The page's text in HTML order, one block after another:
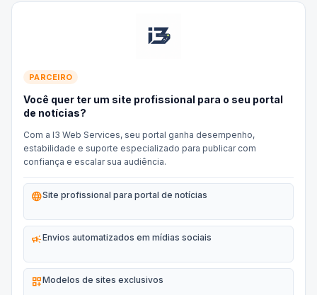
PARCEIRO
Você quer ter um site profissional para o seu portal
de notícias?
Com a I3 Web Services, seu portal ganha desempenho,
estabilidade e suporte especializado para publicar com
confiança e escalar sua audiência.
languageSite profissional para portal de notícias
campaignEnvios automatizados em mídias sociais
dashboard_customizeModelos de sites exclusivos